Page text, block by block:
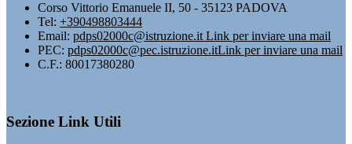
Corso Vittorio Emanuele II, 50 - 35123 PADOVA
Tel: +390498803444
Email: pdps02000c@istruzione.it Link per inviare una mail
PEC: pdps02000c@pec.istruzione.itLink per inviare una mail
C.F.: 80017380280
Sezione Link Utili